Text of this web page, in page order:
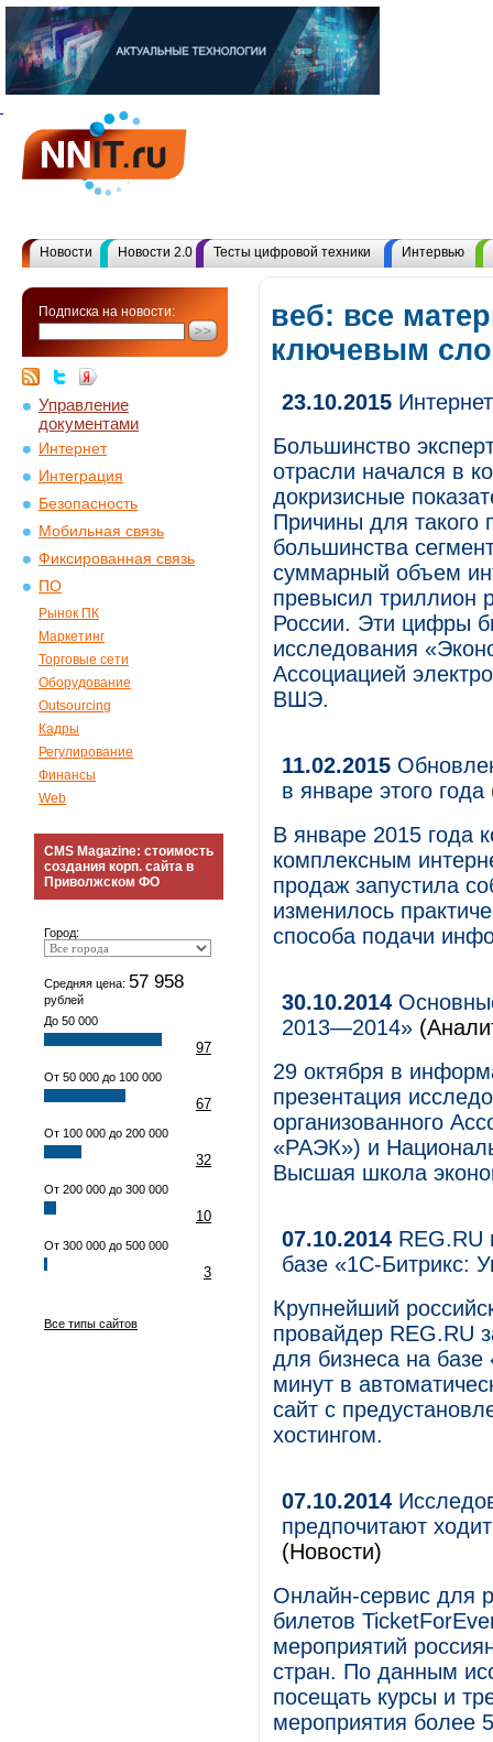
Новости Новости 2.0 Тесты цифровой техники Интервью
Подписка на новости:
Управление
документами
Интернет
Интеграция
Безопасность
Мобильная связь
Фиксированная связь
ПО
Рынок ПК
Маркетинг
Торговые сети
Оборудование
Outsourcing
Кадры
Регулирование
Финансы
Web
CMS Magazine: стоимость
создания корп. сайта в
Приволжском ФО
Город:
Средняя цена: 57 958
рублей
До 50 000
97
От 50 000 до 100 000
67
От 100 000 до 200 000
32
От 200 000 до 300 000
10
От 300 000 до 500 000
3
Все типы сайтов
веб: все
ключевым
23.10.2015
Большинство
отрасли начался в
докризисные
Причины для такого
большинства
суммарный объем
превысил триллион
России. Эти цифры
исследования
Ассоциацией
ВШЭ.
11.02.2015
в январе этого года
В январе 2015 года
комплексным
продаж запустила
изменилось
способа подачи
30.10.2014
2013—2014»
29 октября в
презентация
организованного
«РАЭК») и
Высшая школа
07.10.2014 REG.RU
базе «1С-Битрикс:
Крупнейший
провайдер REG.RU
для бизнеса на базе
минут в
сайт с
хостингом.
07.10.2014
предпочитают
(Новости)
Онлайн-сервис для
билетов
мероприятий
стран. По данным
посещать курсы и
мероприятия более